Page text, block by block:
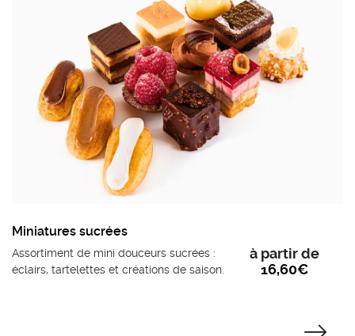
Miniatures sucrées
Assortiment de mini douceurs sucrées :
éclairs, tartelettes et créations de saison.
à partir de
16,60€